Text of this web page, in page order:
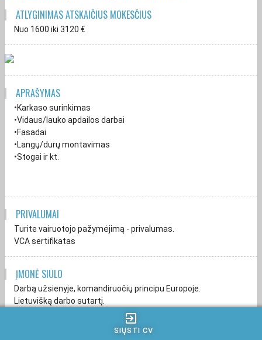
exit_to_app
SIŲSTI CV
ATLYGINIMAS ATSKAIČIUS MOKESČIUS
Nuo 1600 iki 3120 €
APRAŠYMAS
•Karkaso surinkimas
•Vidaus/lauko apdailos darbai
•Fasadai
•Langų/durų montavimas
•Stogai ir kt.
PRIVALUMAI
Turite vairuotojo pažymėjimą - privalumas.
VCA sertifikatas
ĮMONĖ SIŪLO
Darbą užsienyje, komandiruočių principu Europoje.
Lietuvišką darbo sutartį.
Apgyvendinimą, keliones ir darbui reikalingas priemones.
Komandiruotės 8/2sav, 40-60 val/sav.